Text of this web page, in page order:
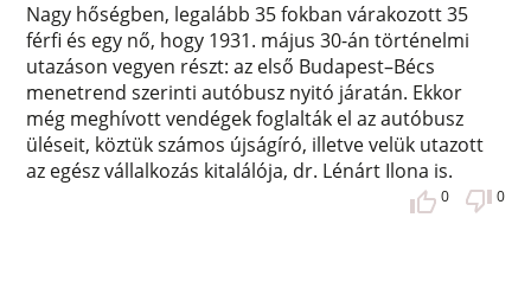
Nagy hőségben, legalább 35 fokban várakozott 35
férfi és egy nő, hogy 1931. május 30-án történelmi
utazáson vegyen részt: az első Budapest–Bécs
menetrend szerinti autóbusz nyitó járatán. Ekkor
még meghívott vendégek foglalták el az autóbusz
üléseit, köztük számos újságíró, illetve velük utazott
az egész vállalkozás kitalálója, dr. Lénárt Ilona is.
0 0